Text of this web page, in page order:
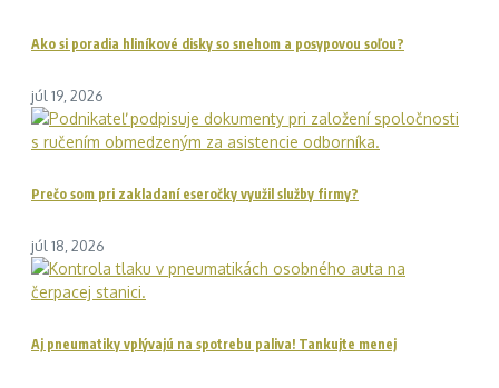
Ako si poradia hliníkové disky so snehom a posypovou soľou?
júl 19, 2026
Prečo som pri zakladaní eseročky využil služby firmy?
júl 18, 2026
Aj pneumatiky vplývajú na spotrebu paliva! Tankujte menej